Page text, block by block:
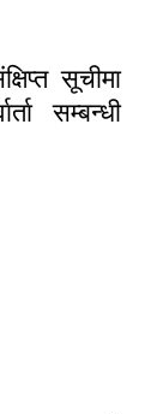
सूचीमा
सम्बन्धी